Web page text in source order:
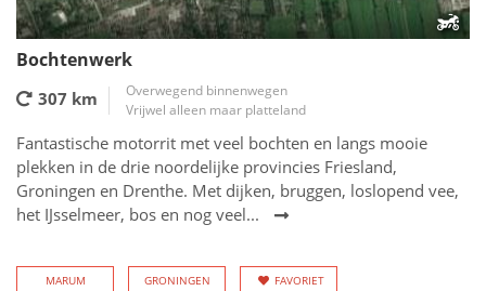
Bochtenwerk
307 km
Overwegend binnenwegen
Vrijwel alleen maar platteland
Fantastische motorrit met veel bochten en langs mooie
plekken in de drie noordelijke provincies Friesland,
Groningen en Drenthe. Met dijken, bruggen, loslopend vee,
het IJsselmeer, bos en nog veel...
MARUM GRONINGEN FAVORIET